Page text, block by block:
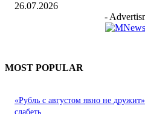
26.07.2026
-
MOST POPULAR
«Рубль с августом явно не
слабеть